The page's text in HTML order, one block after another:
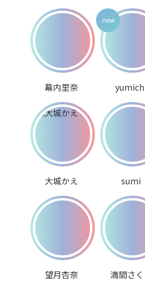
幕内里奈
大城かえ sumi
望月杏奈 満間さく